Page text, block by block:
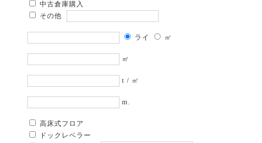
中古倉庫購入
その他
ライ ㎡
㎡
t / ㎡
m.
高床式フロア
ドックレベラー